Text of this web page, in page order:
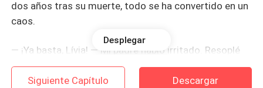
dos años tras su muerte, todo se ha convertido en un
caos.
— ¡Ya basta, Lívia! — Mi padre habló irritado. Resoplé
poniendo los ojos en blanco.
Desplegar
Siguiente Capítulo Descargar